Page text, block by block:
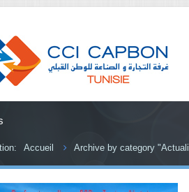
Accueil Archive by category